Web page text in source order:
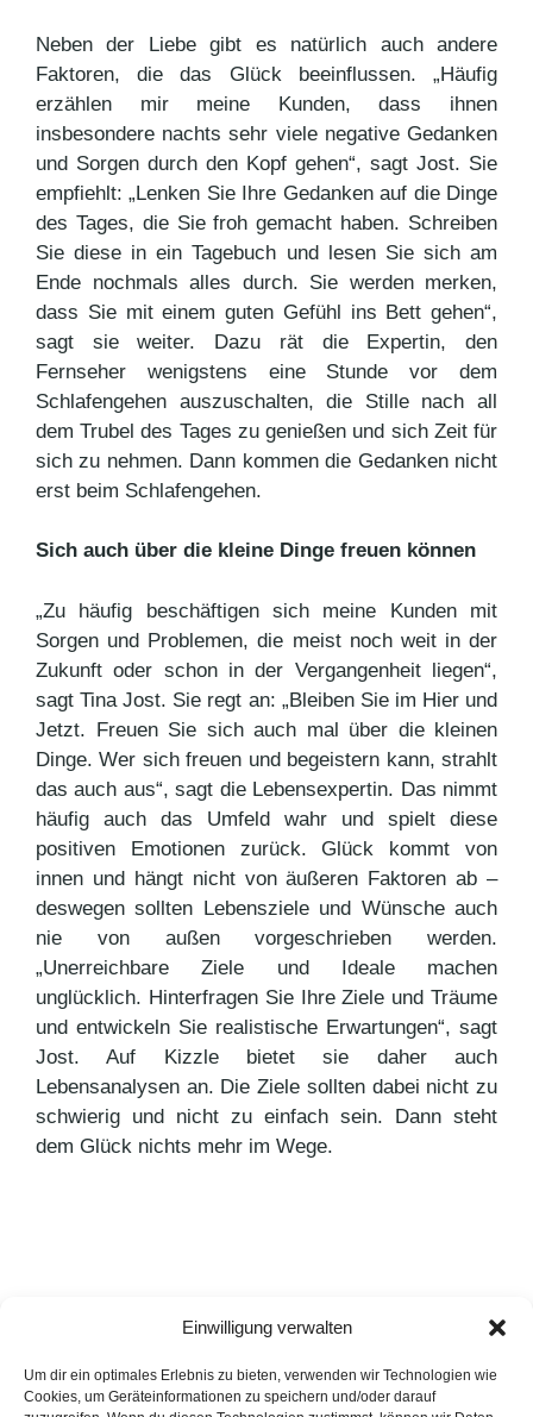
Einwilligung verwalten
Um dir ein optimales Erlebnis zu bieten, verwenden wir Technologien wie
Cookies, um Geräteinformationen zu speichern und/oder darauf
Neben der Liebe gibt es natürlich auch andere
Faktoren, die das Glück beeinflussen. „Häufig
erzählen mir meine Kunden, dass ihnen
insbesondere nachts sehr viele negative Gedanken
und Sorgen durch den Kopf gehen“, sagt Jost. Sie
empfiehlt: „Lenken Sie Ihre Gedanken auf die Dinge
des Tages, die Sie froh gemacht haben. Schreiben
Sie diese in ein Tagebuch und lesen Sie sich am
Ende nochmals alles durch. Sie werden merken,
dass Sie mit einem guten Gefühl ins Bett gehen“,
sagt sie weiter. Dazu rät die Expertin, den
Fernseher wenigstens eine Stunde vor dem
Schlafengehen auszuschalten, die Stille nach all
dem Trubel des Tages zu genießen und sich Zeit für
sich zu nehmen. Dann kommen die Gedanken nicht
erst beim Schlafengehen.
Sich auch über die kleine Dinge freuen können
„Zu häufig beschäftigen sich meine Kunden mit
Sorgen und Problemen, die meist noch weit in der
Zukunft oder schon in der Vergangenheit liegen“,
sagt Tina Jost. Sie regt an: „Bleiben Sie im Hier und
Jetzt. Freuen Sie sich auch mal über die kleinen
Dinge. Wer sich freuen und begeistern kann, strahlt
das auch aus“, sagt die Lebensexpertin. Das nimmt
häufig auch das Umfeld wahr und spielt diese
positiven Emotionen zurück. Glück kommt von
innen und hängt nicht von äußeren Faktoren ab –
deswegen sollten Lebensziele und Wünsche auch
nie von außen vorgeschrieben werden.
„Unerreichbare Ziele und Ideale machen
unglücklich. Hinterfragen Sie Ihre Ziele und Träume
und entwickeln Sie realistische Erwartungen“, sagt
Jost. Auf Kizzle bietet sie daher auch
Lebensanalysen an. Die Ziele sollten dabei nicht zu
schwierig und nicht zu einfach sein. Dann steht
dem Glück nichts mehr im Wege.
Pressemitteilungen
Schlagwörter
Kizzle,PR-Agentur Hamburg,PUNKT PR
Bittersüßer Herbst